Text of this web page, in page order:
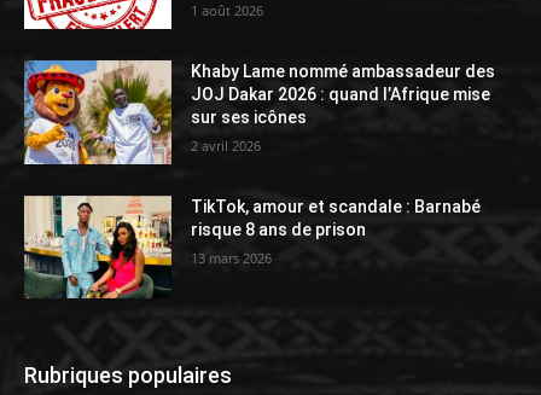
1 août 2026
Khaby Lame nommé ambassadeur des
JOJ Dakar 2026 : quand l’Afrique mise
sur ses icônes
2 avril 2026
TikTok, amour et scandale : Barnabé
risque 8 ans de prison
13 mars 2026
Rubriques populaires